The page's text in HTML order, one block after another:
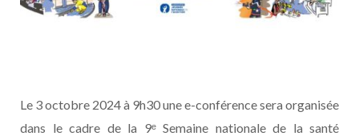
Le 3 octobre 2024 à 9h30 une e-conférence sera organisée
dans le cadre de la 9ᵉ Semaine nationale de la santé